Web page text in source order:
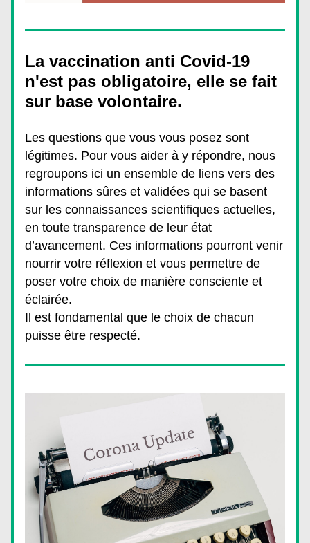
La vaccination anti Covid-19
n'est pas obligatoire, elle se fait
sur base volontaire.
Les questions que vous vous posez sont
légitimes. Pour vous aider à y répondre, nous
regroupons ici un ensemble de liens vers des
informations sûres et validées qui se basent
sur les connaissances scientifiques actuelles,
en toute transparence de leur état
d’avancement. Ces informations pourront venir
nourrir votre réflexion et vous permettre de
poser votre choix de manière consciente et
éclairée.
Il est fondamental que le choix de chacun
puisse être respecté.